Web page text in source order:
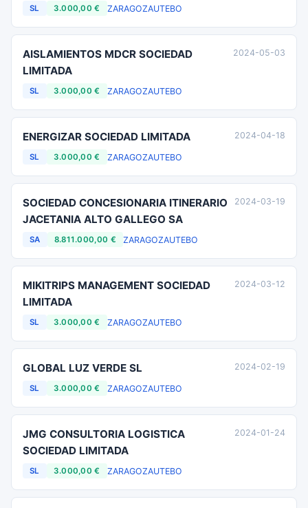
SL 3.000,00 € ZARAGOZAUTEBO
AISLAMIENTOS MDCR SOCIEDAD
LIMITADA
SL 3.000,00 € ZARAGOZAUTEBO
2024-05-03
ENERGIZAR SOCIEDAD LIMITADA
SL 3.000,00 € ZARAGOZAUTEBO
2024-04-18
SOCIEDAD CONCESIONARIA ITINERARIO
JACETANIA ALTO GALLEGO SA
SA 8.811.000,00 € ZARAGOZAUTEBO
2024-03-19
MIKITRIPS MANAGEMENT SOCIEDAD
LIMITADA
SL 3.000,00 € ZARAGOZAUTEBO
2024-03-12
GLOBAL LUZ VERDE SL
SL 3.000,00 € ZARAGOZAUTEBO
2024-02-19
JMG CONSULTORIA LOGISTICA
SOCIEDAD LIMITADA
SL 3.000,00 € ZARAGOZAUTEBO
2024-01-24